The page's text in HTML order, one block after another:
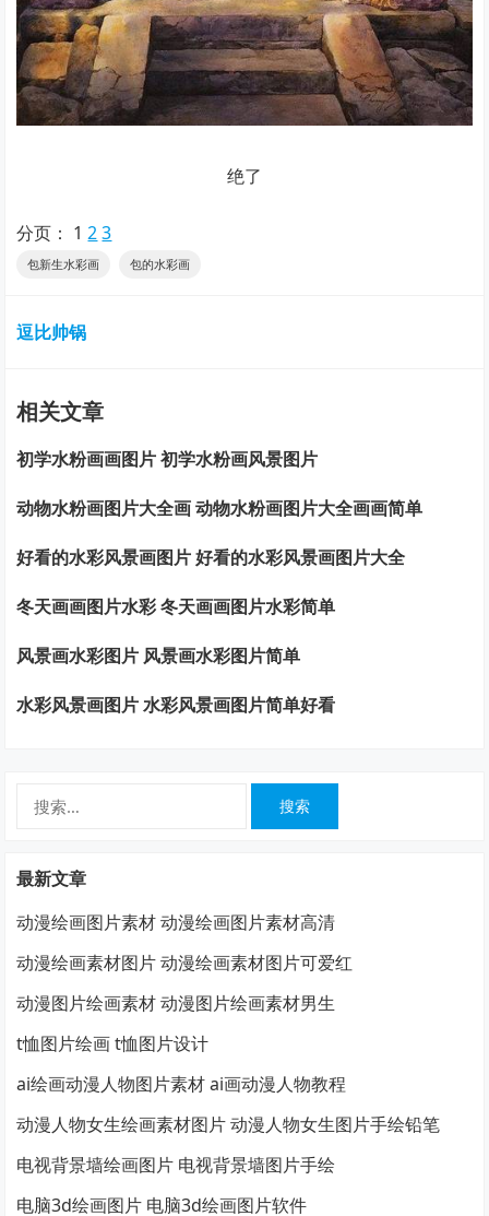
绝了
分页： 1 2 3
包新生水彩画 包的水彩画
逗比帅锅
相关文章
初学水粉画画图片 初学水粉画风景图片
动物水粉画图片大全画 动物水粉画图片大全画画简单
好看的水彩风景画图片 好看的水彩风景画图片大全
冬天画画图片水彩 冬天画画图片水彩简单
风景画水彩图片 风景画水彩图片简单
水彩风景画图片 水彩风景画图片简单好看
最新文章
动漫绘画图片素材 动漫绘画图片素材高清
动漫绘画素材图片 动漫绘画素材图片可爱红
动漫图片绘画素材 动漫图片绘画素材男生
t恤图片绘画 t恤图片设计
ai绘画动漫人物图片素材 ai画动漫人物教程
动漫人物女生绘画素材图片 动漫人物女生图片手绘铅笔
电视背景墙绘画图片 电视背景墙图片手绘
电脑3d绘画图片 电脑3d绘画图片软件